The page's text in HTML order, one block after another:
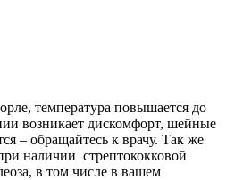
температура повышается до
возникает дискомфорт, шейные
– обращайтесь к врачу. Так же
наличии стрептококковой
в том числе в вашем